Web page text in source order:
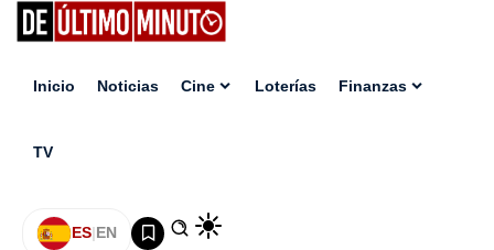
Inicio Noticias Cine Loterías Finanzas
TV
ES|EN